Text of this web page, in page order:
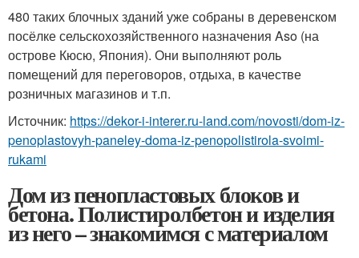
480 таких блочных зданий уже собраны в деревенском
посёлке сельскохозяйственного назначения Aso (на
острове Кюсю, Япония). Они выполняют роль
помещений для переговоров, отдыха, в качестве
розничных магазинов и т.п.
Источник: https://dekor-i-interer.ru-land.com/novosti/dom-iz-
penoplastovyh-paneley-doma-iz-penopolistirola-svoimi-
rukami
Дом из пенопластовых блоков и
бетона. Полистиролбетон и изделия
из него – знакомимся с материалом